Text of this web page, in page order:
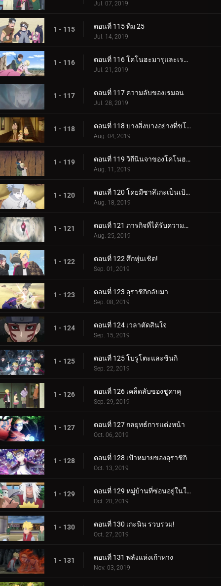
Jul. 07, 2019
1 - 115 ตอนที่ 115 ทีม 25
Jul. 14, 2019
1 - 116 ตอนที่ 116 โคโนฮะมารุและเรมอน
Jul. 21, 2019
1 - 117 ตอนที่ 117 ความลับของเรมอน
Jul. 28, 2019
1 - 118 ตอนที่ 118 บางสิ่งบางอย่างที่ขโมยความทรงจำ
Aug. 04, 2019
1 - 119 ตอนที่ 119 วิถีนินจาของโคโนฮะมารุ
Aug. 11, 2019
1 - 120 ตอนที่ 120 โดยมีซาสึเกะเป็นเป้าหมาย
Aug. 18, 2019
1 - 121 ตอนที่ 121 ภารกิจที่ได้รับความไว้วางใจ: ปกป้อง One Tails!
Aug. 25, 2019
1 - 122 ตอนที่ 122 ศึกหุ่นเชิด!
Sep. 01, 2019
1 - 123 ตอนที่ 123 อุราชิกิกลับมา
Sep. 08, 2019
1 - 124 ตอนที่ 124 เวลาตัดสินใจ
Sep. 15, 2019
1 - 125 ตอนที่ 125 โบรูโตะและชินกิ
Sep. 22, 2019
1 - 126 ตอนที่ 126 เคล็ดลับของชูคาคุ
Sep. 29, 2019
1 - 127 ตอนที่ 127 กลยุทธ์การแต่งหน้า
Oct. 06, 2019
1 - 128 ตอนที่ 128 เป้าหมายของอุราชิกิ
Oct. 13, 2019
1 - 129 ตอนที่ 129 หมู่บ้านที่ซ่อนอยู่ในใบไม้
Oct. 20, 2019
1 - 130 ตอนที่ 130 เกะนิน รวบรวม!
Oct. 27, 2019
1 - 131 ตอนที่ 131 พลังแห่งเก้าหาง
Nov. 03, 2019